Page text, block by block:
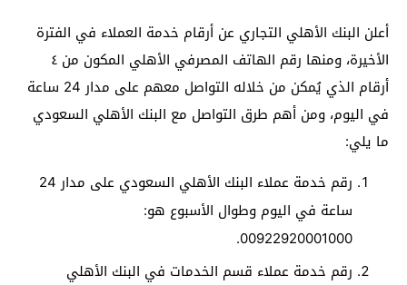
أعلن البنك الأهلي التجاري عن أرقام خدمة العملاء في الفترة
الأخيرة، ومنها رقم الهاتف المصرفي الأهلي المكون من ٤
أرقام الذي يُمكن من خلاله التواصل معهم على مدار 24 ساعة
في اليوم، ومن أهم طرق التواصل مع البنك الأهلي السعودي
ما يلي:
رقم خدمة عملاء البنك الأهلي السعودي على مدار 24
ساعة في اليوم وطوال الأسبوع هو:
00922920001000.
رقم خدمة عملاء قسم الخدمات في البنك الأهلي